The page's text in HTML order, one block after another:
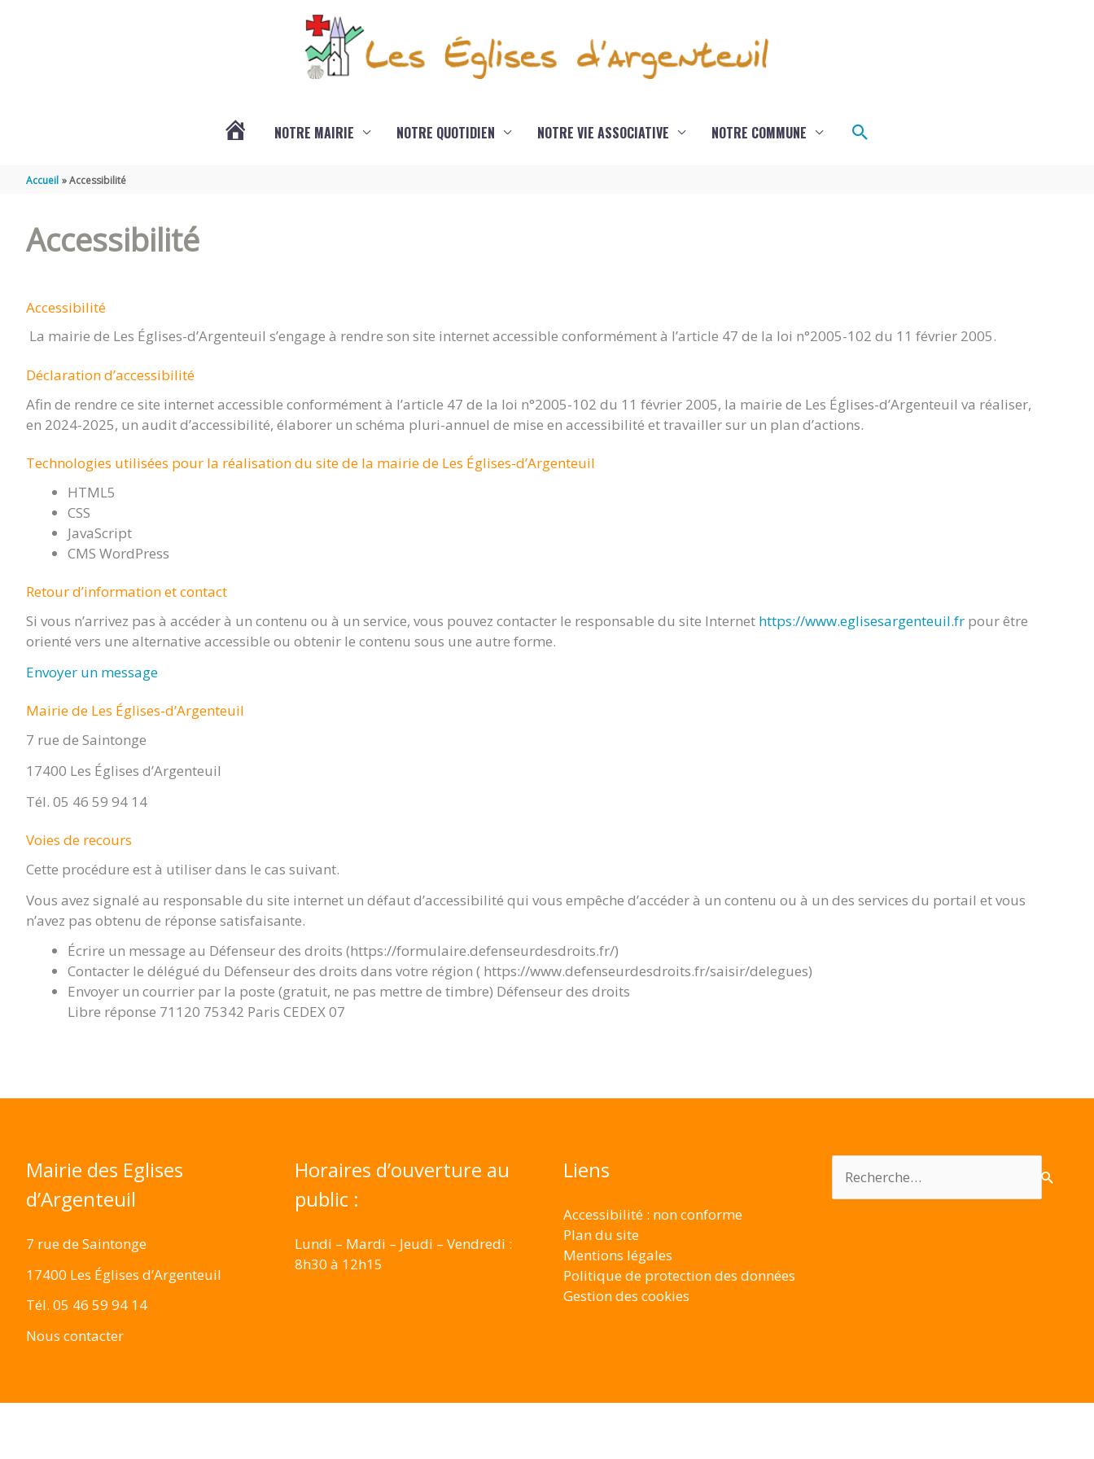
NOTRE MAIRIE NOTRE QUOTIDIEN NOTRE VIE ASSOCIATIVE NOTRE COMMUNE Rechercher
Accueil Accessibilité
Accessibilité
Accessibilité
La mairie de Les Églises-d’Argenteuil s’engage à rendre son site internet accessible conformément à l’article 47 de la loi n°2005-102 du 11 février 2005.
Déclaration d’accessibilité
Afin de rendre ce site internet accessible conformément à l’article 47 de la loi n°2005-102 du 11 février 2005, la mairie de Les Églises-d’Argenteuil va réaliser,
en 2024-2025, un audit d’accessibilité, élaborer un schéma pluri-annuel de mise en accessibilité et travailler sur un plan d’actions.
Technologies utilisées pour la réalisation du site de la mairie de Les Églises-d’Argenteuil
HTML5
CSS
JavaScript
CMS WordPress
Retour d’information et contact
Si vous n’arrivez pas à accéder à un contenu ou à un service, vous pouvez contacter le responsable du site Internet https://www.eglisesargenteuil.fr pour être
orienté vers une alternative accessible ou obtenir le contenu sous une autre forme.
Envoyer un message
Mairie de Les Églises-d’Argenteuil
7 rue de Saintonge
17400 Les Églises d’Argenteuil
Tél. 05 46 59 94 14
Voies de recours
Cette procédure est à utiliser dans le cas suivant.
Vous avez signalé au responsable du site internet un défaut d’accessibilité qui vous empêche d’accéder à un contenu ou à un des services du portail et vous
n’avez pas obtenu de réponse satisfaisante.
Écrire un message au Défenseur des droits (https://formulaire.defenseurdesdroits.fr/)
Contacter le délégué du Défenseur des droits dans votre région ( https://www.defenseurdesdroits.fr/saisir/delegues)
Envoyer un courrier par la poste (gratuit, ne pas mettre de timbre) Défenseur des droits
Libre réponse 71120 75342 Paris CEDEX 07
Mairie des Eglises
d’Argenteuil
7 rue de Saintonge
17400 Les Églises d’Argenteuil
Tél. 05 46 59 94 14
Nous contacter
Horaires d’ouverture au
public :
Lundi – Mardi – Jeudi – Vendredi :
8h30 à 12h15
Liens
Accessibilité : non conforme
Plan du site
Mentions légales
Politique de protection des données
Gestion des cookies